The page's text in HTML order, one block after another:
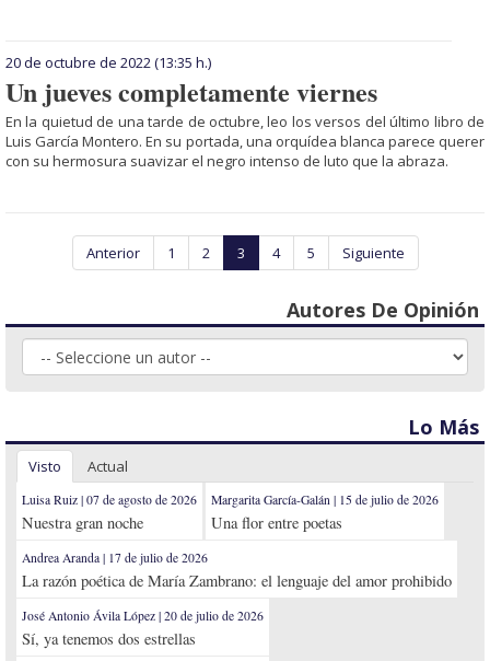
20 de octubre de 2022(13:35 h.)
Un jueves completamente viernes
En la quietud de una tarde de octubre, leo los versos del último libro de
Luis García Montero. En su portada, una orquídea blanca parece querer
con su hermosura suavizar el negro intenso de luto que la abraza.
Anterior 1 2 3 4 5 Siguiente
Autores De Opinión
Lo Más
Visto Actual
Luisa Ruiz | 07 de agosto de 2026
Nuestra gran noche
Margarita García-Galán | 15 de julio de 2026
Una flor entre poetas
Andrea Aranda | 17 de julio de 2026
La razón poética de María Zambrano: el lenguaje del amor prohibido
José Antonio Ávila López | 20 de julio de 2026
Sí, ya tenemos dos estrellas